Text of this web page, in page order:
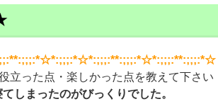
立った点・楽しかった点を教えて下さい
しまったのがびっくりでした。